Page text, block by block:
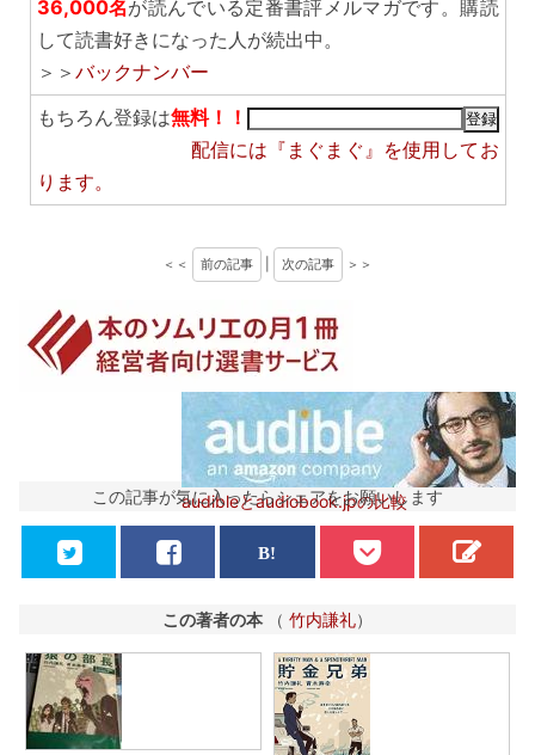
36,000名が読んでいる定番書評メルマガです。購読
して読書好きになった人が続出中。
＞＞ バックナンバー
もちろん登録は無料！！
配信には 『まぐまぐ』 を使用してお
ります。
＜＜ 前の記事 次の記事 ＞＞
audibleとaudiobook.jpの比較
この記事が気に入ったらシェアをお願いします
この著者の本 （ 竹内謙礼）